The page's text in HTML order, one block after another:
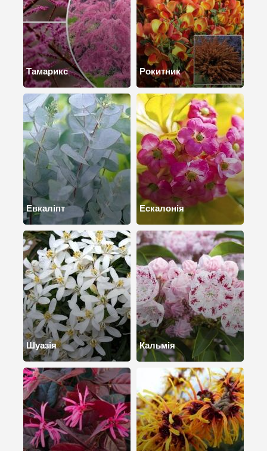
Тамарикс Рокитник
Евкаліпт Ескалонія
Шуазія Кальмія